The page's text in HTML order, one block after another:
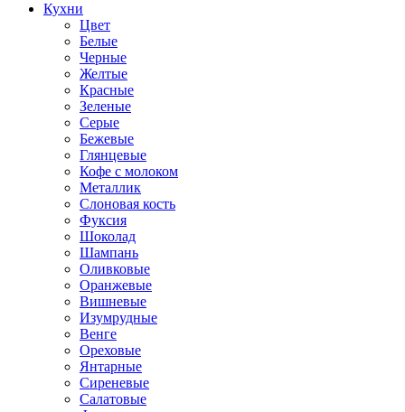
Кухни
Цвет
Белые
Черные
Желтые
Красные
Зеленые
Серые
Бежевые
Глянцевые
Кофе с молоком
Металлик
Слоновая кость
Фуксия
Шоколад
Шампань
Оливковые
Оранжевые
Вишневые
Изумрудные
Венге
Ореховые
Янтарные
Сиреневые
Салатовые